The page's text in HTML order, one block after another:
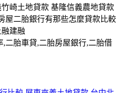
崎土地貸款 基隆信義農地貸款
屋二胎銀行有那些怎麼貸款比較
建融
二胎車貸,二胎房屋銀行,二胎借